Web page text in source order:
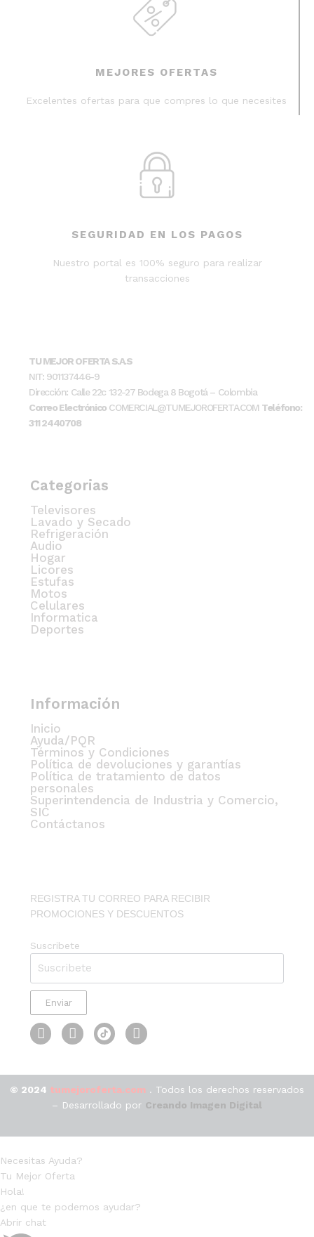
MEJORES OFERTAS
Excelentes ofertas para que compres lo que necesites
SEGURIDAD EN LOS PAGOS
Nuestro portal es 100% seguro para realizar
transacciones
TU MEJOR OFERTA S.A.S
NIT: 901137446-9
Dirección: Calle 22c 132-27 Bodega 8 Bogotá – Colombia
Correo ElectrónicoCOMERCIAL@TUMEJOROFERTA.COM Teléfono:
311 2440708
Categorias
Televisores
Lavado y Secado
Refrigeración
Audio
Hogar
Licores
Estufas
Motos
Celulares
Informatica
Deportes
Información
Inicio
Ayuda/PQR
Términos y Condiciones
Política de devoluciones y garantías
Política de tratamiento de datos
personales
Superintendencia de Industria y Comercio,
SIC
Contáctanos
REGISTRA TU CORREO PARA RECIBIR
PROMOCIONES Y DESCUENTOS
Suscribete
Enviar
© 2024 tumejoroferta.com . Todos los derechos reservados
– Desarrollado por Creando Imagen Digital
Necesitas Ayuda?
Tu Mejor Oferta
Hola!
¿en que te podemos ayudar?
Abrir chat